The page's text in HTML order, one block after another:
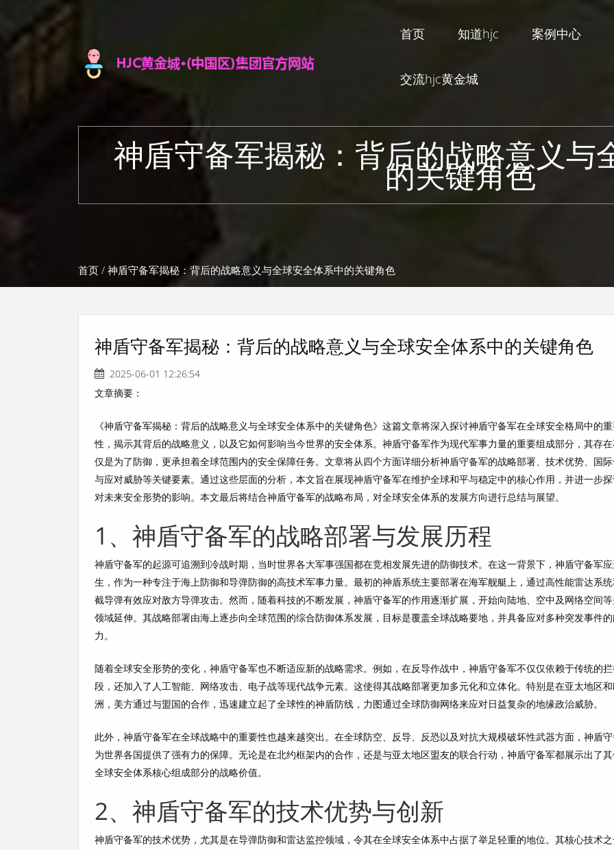
首页 知道hjc 案例中心
交流hjc黄金城
神盾守备军揭秘：背后的战略意义与
的关键角色
首页 / 神盾守备军揭秘：背后的战略意义与全球安全体系中的关键角色
神盾守备军揭秘：背后的战略意义与全球安全体系中的关键角色
2025-06-01 12:26:54
文章摘要：
《神盾守备军揭秘：背后的战略意义与全球安全体系中的关键角色》这篇文章将深入探讨神盾守备军在全球安全格局中的
性，揭示其背后的战略意义，以及它如何影响当今世界的安全体系。神盾守备军作为现代军事力量的重要组成部分，其存在
仅是为了防御，更承担着全球范围内的安全保障任务。文章将从四个方面详细分析神盾守备军的战略部署、技术优势、国
与应对威胁等关键要素。通过这些层面的分析，本文旨在展现神盾守备军在维护全球和平与稳定中的核心作用，并进一步
对未来安全形势的影响。本文最后将结合神盾守备军的战略布局，对全球安全体系的发展方向进行总结与展望。
1、神盾守备军的战略部署与发展历程
神盾守备军的起源可追溯到冷战时期，当时世界各大军事强国都在竞相发展先进的防御技术。在这一背景下，神盾守备军
生，作为一种专注于海上防御和导弹防御的高技术军事力量。最初的神盾系统主要部署在海军舰艇上，通过高性能雷达系
截导弹有效应对敌方导弹攻击。然而，随着科技的不断发展，神盾守备军的作用逐渐扩展，开始向陆地、空中及网络空间
领域延伸。其战略部署由海上逐步向全球范围的综合防御体系发展，目标是覆盖全球战略要地，并具备应对多种突发事件
力。
随着全球安全形势的变化，神盾守备军也不断适应新的战略需求。例如，在反导作战中，神盾守备军不仅仅依赖于传统的
段，还加入了人工智能、网络攻击、电子战等现代战争元素。这使得其战略部署更加多元化和立体化。特别是在亚太地区
洲，美方通过与盟国的合作，迅速建立起了全球性的神盾防线，力图通过全球防御网络来应对日益复杂的地缘政治威胁。
此外，神盾守备军在全球战略中的重要性也越来越突出。在全球防空、反导、反恐以及对抗大规模破坏性武器方面，神盾
为世界各国提供了强有力的保障。无论是在北约框架内的合作，还是与亚太地区盟友的联合行动，神盾守备军都展示出了
全球安全体系核心组成部分的战略价值。
2、神盾守备军的技术优势与创新
神盾守备军的技术优势，尤其是在导弹防御和雷达监控领域，令其在全球安全体系中占据了举足轻重的地位。其核心技术